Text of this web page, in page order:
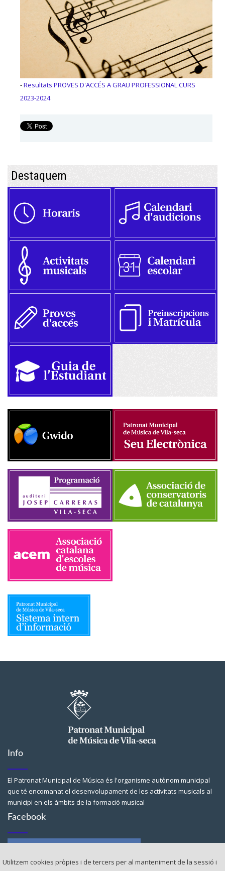
-Resultats PROVES D'ACCÉS A GRAU PROFESSIONAL CURS
2023-2024
Destaquem
Info
El Patronat Municipal de Música és l'organisme autònom municipal
que té encomanat el desenvolupament de les activitats musicals al
municipi en els àmbits de la formació musical
Facebook
Utilitzem cookies pròpies i de tercers per al manteniment de la sessió i